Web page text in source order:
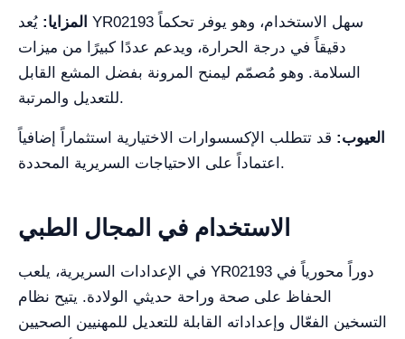
المزايا: يُعد YR02193 سهل الاستخدام، وهو يوفر تحكماً
دقيقاً في درجة الحرارة، ويدعم عددًا كبيرًا من ميزات
السلامة. وهو مُصمّم ليمنح المرونة بفضل المشع القابل
للتعديل والمرتبة.
العيوب: قد تتطلب الإكسسوارات الاختيارية استثماراً إضافياً
اعتماداً على الاحتياجات السريرية المحددة.
الاستخدام في المجال الطبي
في الإعدادات السريرية، يلعب YR02193 دوراً محورياً في
الحفاظ على صحة وراحة حديثي الولادة. يتيح نظام
التسخين الفعّال وإعداداته القابلة للتعديل للمهنيين الصحيين